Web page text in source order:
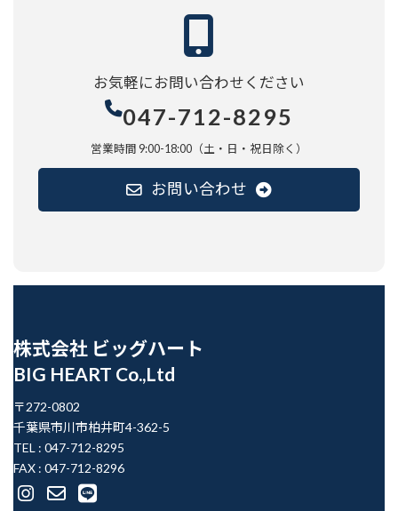
お気軽にお問い合わせください
047-712-8295
営業時間 9:00-18:00（土・日・祝日除く）
お問い合わせ
株式会社 ビッグハート
BIG HEART Co.,Ltd
〒272-0802
千葉県市川市柏井町4-362-5
TEL : 047-712-8295
FAX : 047-712-8296
ア
イ
ア
イ
ア
イ